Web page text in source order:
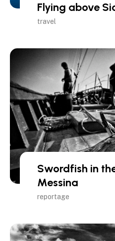
Flying above
travel
Swordfish in
Messina
reportage